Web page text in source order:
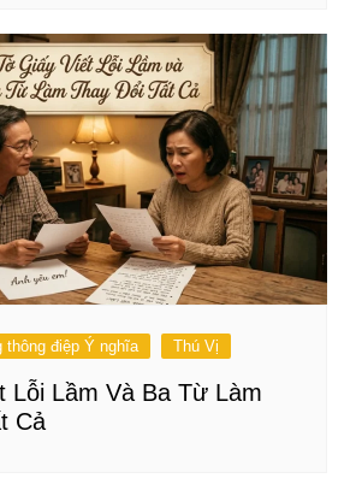
thông điệp Ý nghĩa Thú Vị
Lỗi Lầm Và Ba Từ Làm
Cả